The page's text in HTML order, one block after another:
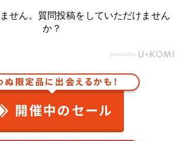
せん。質問投稿をしていただけません
か？
ぬ限定品に出会えるかも！
開催中のセール